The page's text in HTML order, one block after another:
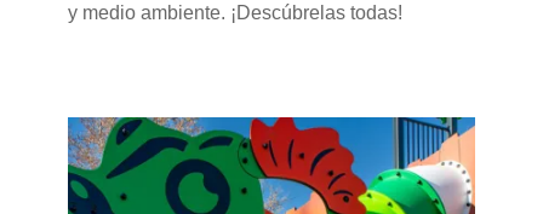
y medio ambiente. ¡Descúbrelas todas!